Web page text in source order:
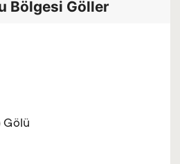
Bölgesi Göller
Gölü